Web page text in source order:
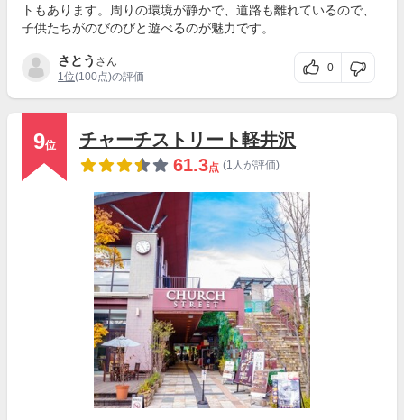
トもあります。周りの環境が静かで、道路も離れているので、
子供たちがのびのびと遊べるのが魅力です。
さとう さん
1位(100点)の評価
0
9位
チャーチストリート軽井沢
61.3点 (1人が評価)